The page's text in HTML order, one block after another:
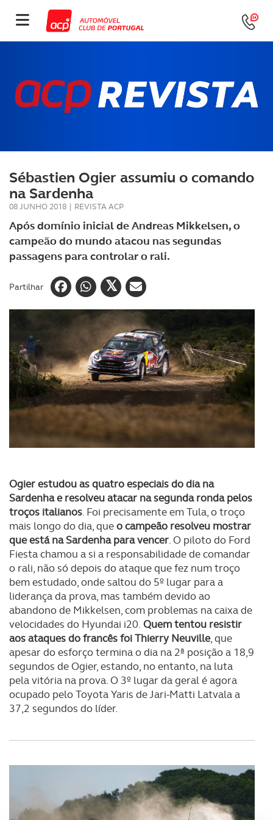
Sébastien Ogier assumiu o comando
na Sardenha
08 JUNHO 2018 | REVISTA ACP
Após domínio inicial de Andreas Mikkelsen, o
campeão do mundo atacou nas segundas
passagens para controlar o rali.
Partilhar
Ogier estudou as quatro especiais do dia na
Sardenha e resolveu atacar na segunda ronda pelos
troços italianos. Foi precisamente em Tula, o troço
mais longo do dia, queo campeão resolveu mostrar
que está na Sardenha para vencer. O piloto do Ford
Fiesta chamou a si a responsabilidade de comandar
o rali, não só depois do ataque que fez num troço
bem estudado, onde saltou do 5º lugar para a
liderança da prova, mas também devido ao
abandono de Mikkelsen, com problemas na caixa de
velocidades do Hyundai i20. Quem tentou resistir
aos ataques do francês foi Thierry Neuville, que
apesar do esforço termina o dia na 2ª posição a 18,9
segundos de Ogier, estando, no entanto, na luta
pela vitória na prova. O 3º lugar da geral é agora
ocupado pelo Toyota Yaris de Jari-Matti Latvala a
37,2 segundos do líder.